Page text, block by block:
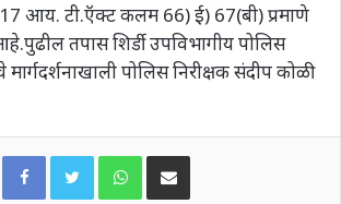
आय. टी.ऍक्ट कलम 66) ई) 67(बी) प्रमाणे
तपास शिर्डी उपविभागीय पोलिस
पोलिस निरीक्षक संदीप कोळी
WhatsAppShare via Email